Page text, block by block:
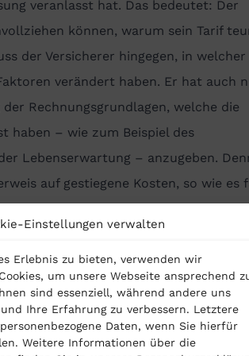
Einstellungen verwalten
Erlebnis zu bieten, verwenden wir
um unsere Webseite ansprechend
sind essenziell, während andere uns
Ihre Erfahrung zu verbessern. Letztere
Daten, wenn Sie hierfür
Weitere Informationen über die
veranlasst hat. Das bedeutet: Der
können, warum sein Tarif
der Versicherer hingegen, in welcher
verändert haben. Er hat auch
Rechnungsgrundlagen, welche die
haben – wie zum Beispiel des
Lebenserwartung – anzugeben.
auf gestiegene Kosten, so wie es
Jahren praktiziert haben,
selbst verursacht